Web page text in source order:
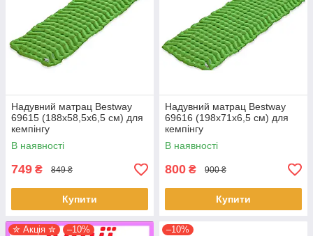
Надувний матрац Bestway
69615 (188х58,5х6,5 см) для
кемпінгу
В наявності
749 ₴ 849 ₴
Купити
Надувний матрац Bestway
69616 (198х71х6,5 см) для
кемпінгу
В наявності
800 ₴ 900 ₴
Купити
✮ Акція ✮ –10% –10%